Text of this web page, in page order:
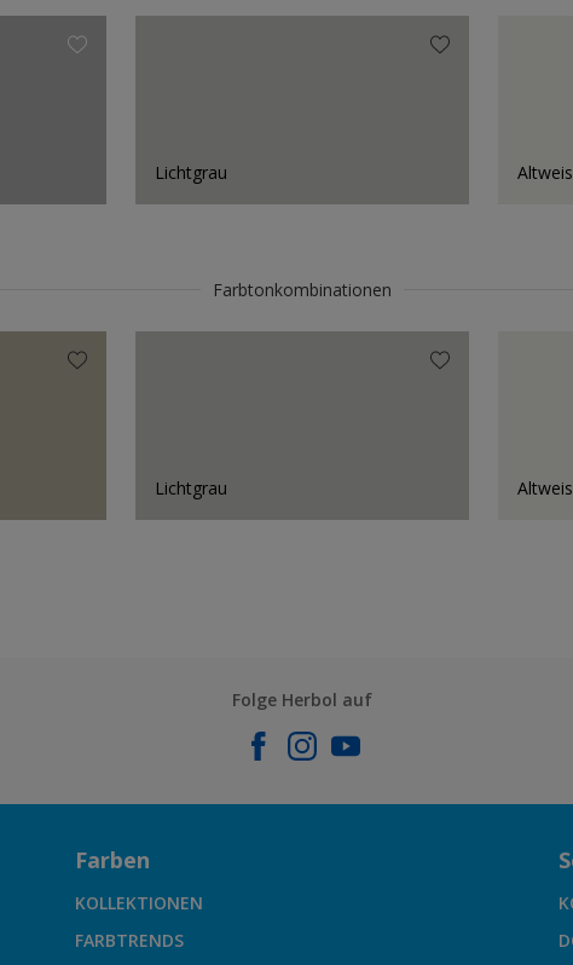
Lichtgrau
Farbtonkombinationen
Lichtgrau
Folge Herbol auf
Farben
KOLLEKTIONEN
FARBTRENDS